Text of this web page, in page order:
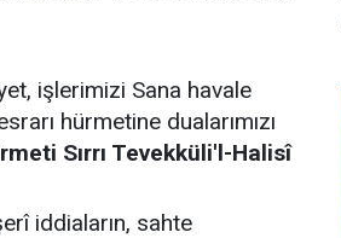
işlerimizi Sana havale
hürmetine dualarımızı
Sırrı Tevekküli'l-Halisî
iddiaların, sahte